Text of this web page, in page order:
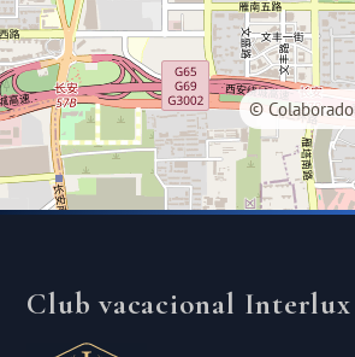
©
Club vacacional Interlux